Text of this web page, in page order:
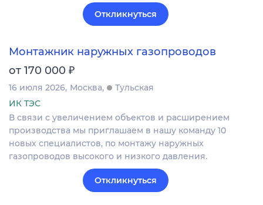
Откликнуться
Монтажник наружных газопроводов
от 170 000 ₽
16 июля 2026 Москва
Тульская
ИК ТЭС
В связи с увеличением объектов и расширением
производства мы приглашаем в нашу команду 10
новых специалистов, по монтажу наружных
газопроводов высокого и низкого давления.
Откликнуться